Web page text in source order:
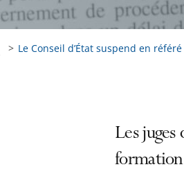
Le Conseil d’État suspend en
Les
formation